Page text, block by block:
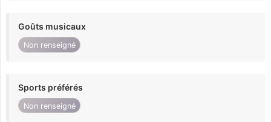
Goûts musicaux
Non renseigné
Sports préférés
Non renseigné